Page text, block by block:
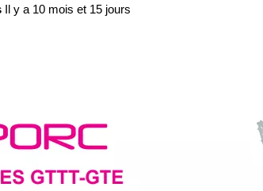
Il y a 10 mois et 15 jours